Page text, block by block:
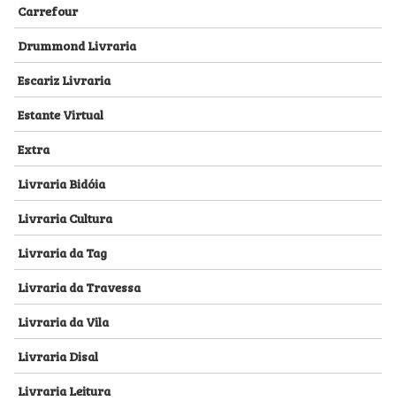
Carrefour
Drummond Livraria
Escariz Livraria
Estante Virtual
Extra
Livraria Bidóia
Livraria Cultura
Livraria da Tag
Livraria da Travessa
Livraria da Vila
Livraria Disal
Livraria Leitura